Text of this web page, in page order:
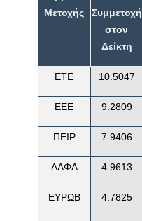
Μετοχής
Συμμετοχή
στον
Δείκτη
ΕΤΕ 10.5047
ΕΕΕ 9.2809
ΠΕΙΡ 7.9406
ΑΛΦΑ 4.9613
ΕΥΡΩΒ 4.7825